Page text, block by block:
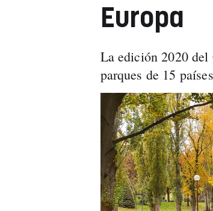
Europa
La edición 2020 del
parques de 15